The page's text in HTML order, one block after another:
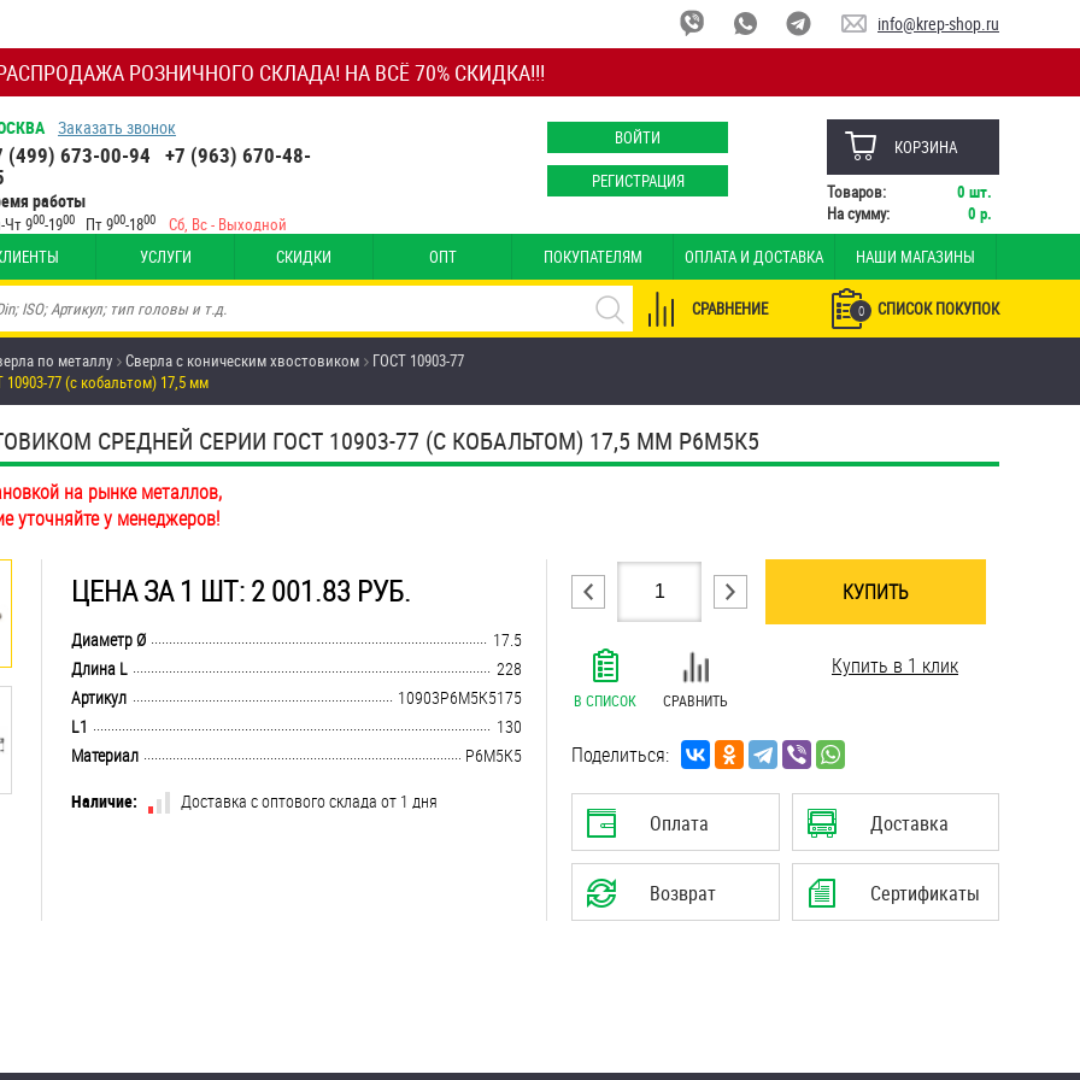
РОЗНИЧНОГО СКЛАДА! НА ВСЁ 70% СКИДКА!!!
info@krep-shop.ru
Заказать звонок
(499) 673-00-94 +7 (963) 670-48-
работы
Чт 900-1900 Пт 900-1800 Сб, Вс - Выходной
ВОЙТИ
РЕГИСТРАЦИЯ
КОРЗИНА
Товаров: 0 шт.
На сумму:
0 р.
УСЛУГИ СКИДКИ ОПТ ПОКУПАТЕЛЯМ ОПЛАТА И ДОСТАВКА НАШИ МАГАЗИНЫ
0 СПИСОК ПОКУПОК
СРАВНЕНИЕ
по металлу Сверла с коническим хвостовиком
ГОСТ 10903-77
77 (с кобальтом) 17,5 мм
СРЕДНЕЙ СЕРИИ ГОСТ 10903-77 (С КОБАЛЬТОМ) 17,5 ММ Р6М5К5
на рынке металлов,
уточняйте у менеджеров!
ЦЕНА ЗА 1 ШТ: 2 001.83 РУБ.
........................................................................................................................................................................................................
Диаметр Ø
17.5
........................................................................................................................................................................................................
Длина L
228
........................................................................................................................................................................................................
Артикул
10903Р6М5К5175
........................................................................................................................................................................................................
L1
130
........................................................................................................................................................................................................
Материал
Р6М5К5
Наличие:
Доставка с оптового склада от 1 дня
КУПИТЬ
В СПИСОК СРАВНИТЬ
Купить в 1 клик
Поделиться:
Оплата Доставка
Возврат Сертификаты